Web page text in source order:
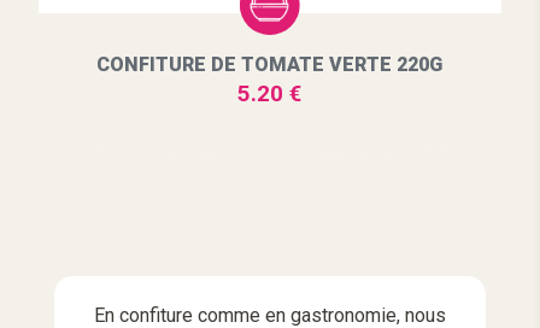
CONFITURE DE TOMATE VERTE 220G
5.20 €
En confiture comme en gastronomie, nous